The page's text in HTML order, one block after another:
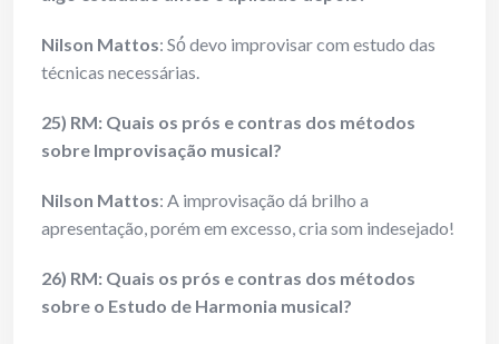
Nilson Mattos: Só́ devo improvisar com estudo das
técnicas necessárias.
25) RM: Quais os prós e contras dos métodos
sobre Improvisação musical?
Nilson Mattos: A improvisação dá brilho a
apresentação, porém em excesso, cria som indesejado!
26) RM: Quais os prós e contras dos métodos
sobre o Estudo de Harmonia musical?